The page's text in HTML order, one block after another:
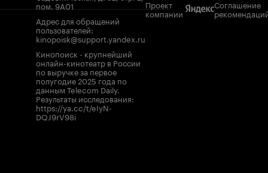
пом. 9А01
Адрес для обращений
пользователей:
kinopoisk@support.yandex.ru
Кинопоиск - крупнейший
онлайн-кинотеатр в России
по выручке за первое
полугодие 2025 года по
данным Telecom Daily.
Результаты исследования:
https://ya.cc/t/eIyN-
DQJ9rV98i
Проект
компании
Соглашение